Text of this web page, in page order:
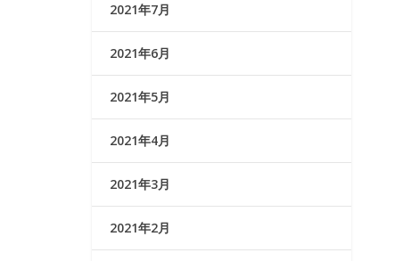
2021年7月
2021年6月
2021年5月
2021年4月
2021年3月
2021年2月